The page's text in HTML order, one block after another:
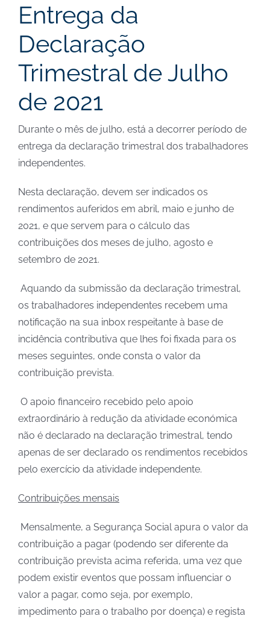
Entrega da
Declaração
Trimestral de Julho
de 2021
Durante o mês de julho, está a decorrer período de
entrega da declaração trimestral dos trabalhadores
independentes.
Nesta declaração, devem ser indicados os
rendimentos auferidos em abril, maio e junho de
2021, e que servem para o cálculo das
contribuições dos meses de julho, agosto e
setembro de 2021.
Aquando da submissão da declaração trimestral,
os trabalhadores independentes recebem uma
notificação na sua inbox respeitante à base de
incidência contributiva que lhes foi fixada para os
meses seguintes, onde consta o valor da
contribuição prevista.
O apoio financeiro recebido pelo apoio
extraordinário à redução da atividade económica
não é declarado na declaração trimestral, tendo
apenas de ser declarado os rendimentos recebidos
pelo exercício da atividade independente.
Contribuições mensais
Mensalmente, a Segurança Social apura o valor da
contribuição a pagar (podendo ser diferente da
contribuição prevista acima referida, uma vez que
podem existir eventos que possam influenciar o
valor a pagar, como seja, por exemplo,
impedimento para o trabalho por doença) e regista